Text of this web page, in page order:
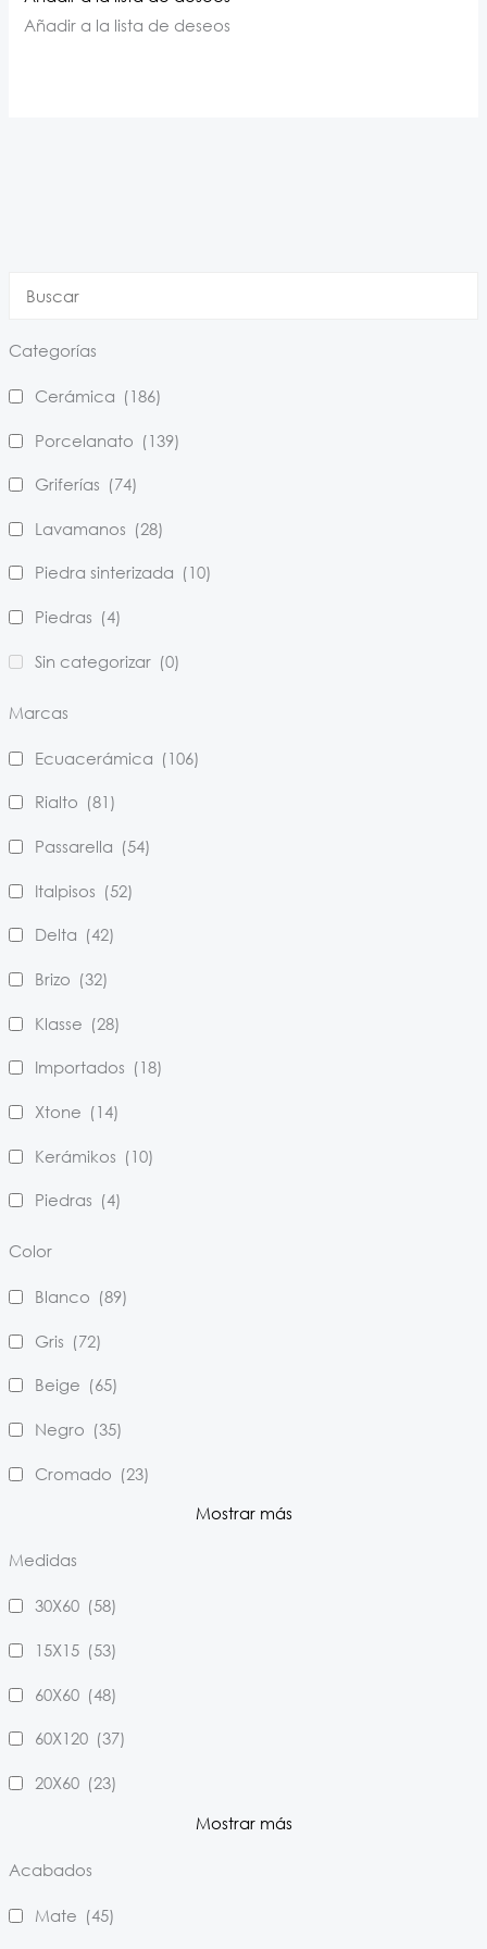
Categorías
Cerámica (186)
Porcelanato (139)
Griferías (74)
Lavamanos (28)
Piedra sinterizada (10)
Piedras (4)
Sin categorizar (0)
Marcas
Ecuacerámica (106)
Rialto (81)
Passarella (54)
Italpisos (52)
Delta (42)
Brizo (32)
Klasse (28)
Importados (18)
Xtone (14)
Kerámikos (10)
Piedras (4)
Color
Blanco (89)
Gris (72)
Beige (65)
Negro (35)
Cromado (23)
Mostrar más
Medidas
30X60 (58)
15X15 (53)
60X60 (48)
60X120 (37)
20X60 (23)
Mostrar más
Acabados
Mate (45)
Añadir a la lista de deseos